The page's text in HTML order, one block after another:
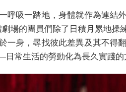
場的團員們除了日積月累地
一身，尋找彼此差異及其不得
常生活的勞動化為長久實踐